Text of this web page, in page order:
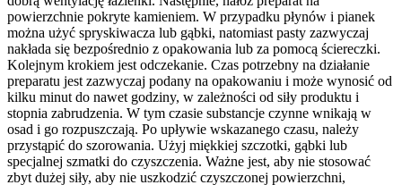
powierzchnie pokryte kamieniem. W przypadku płynów i pianek
można użyć spryskiwacza lub gąbki, natomiast pasty zazwyczaj
nakłada się bezpośrednio z opakowania lub za pomocą ściereczki.
Kolejnym krokiem jest odczekanie. Czas potrzebny na działanie
preparatu jest zazwyczaj podany na opakowaniu i może wynosić od
kilku minut do nawet godziny, w zależności od siły produktu i
stopnia zabrudzenia. W tym czasie substancje czynne wnikają w
osad i go rozpuszczają. Po upływie wskazanego czasu, należy
przystąpić do szorowania. Użyj miękkiej szczotki, gąbki lub
specjalnej szmatki do czyszczenia. Ważne jest, aby nie stosować
zbyt dużej siły, aby nie uszkodzić czyszczonej powierzchni,